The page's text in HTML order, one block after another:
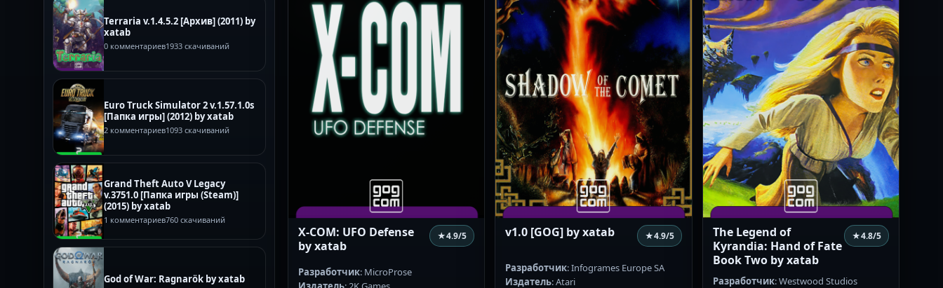
Terraria v.1.4.5.2 [Архив] (2011) by
xatab
0 комментариев1933 скачиваний
Euro Truck Simulator 2 v.1.57.1.0s
[Папка игры] (2012) by xatab
2 комментариев1093 скачиваний
Grand Theft Auto V Legacy
v.3751.0 [Папка игры (Steam)]
(2015) by xatab
1 комментариев760 скачиваний
God of War: Ragnarök by xatab
X-COM: UFO Defense
by xatab
★4.9/5
Разработчик: MicroProse
v1.0 [GOG] by xatab ★4.9/5
Разработчик: Infogrames Europe SA
Издатель: Atari
The Legend of
Kyrandia: Hand of Fate
Book Two by xatab
★4.8/5
Разработчик: Westwood Studios